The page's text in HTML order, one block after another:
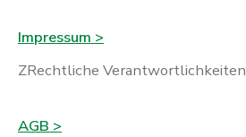
Impressum >
ZRechtliche Verantwortlichkeiten
AGB >